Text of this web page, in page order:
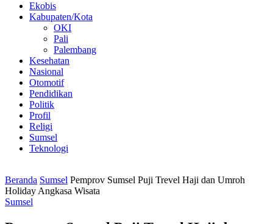
Ekobis
Kabupaten/Kota
OKI
Pali
Palembang
Kesehatan
Nasional
Otomotif
Pendidikan
Politik
Profil
Religi
Sumsel
Teknologi
Beranda Sumsel Pemprov Sumsel Puji Trevel Haji dan Umroh
Holiday Angkasa Wisata
Sumsel